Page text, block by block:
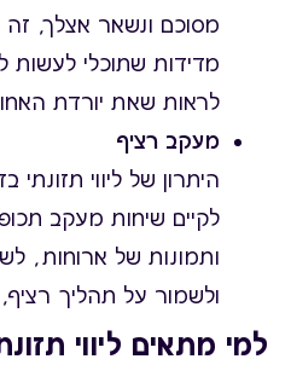
מסוכם ונשאר אצלך,
מדידות שתוכלי לעשות
לראות שאת יורדת
מעקב רציף
היתרון של ליווי
לקיים שיחות מעקב
ותמונות של ארוחות,
ולשמור על תהליך
למי מתאים ליווי